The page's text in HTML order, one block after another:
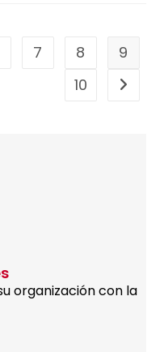
7 8
9
10
organización con la